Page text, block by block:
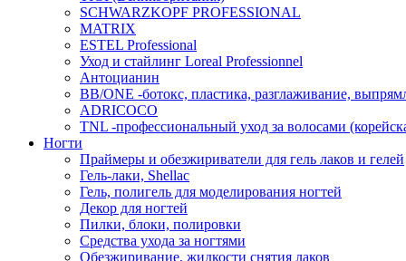
SCHWARZKOPF PROFESSIONAL
MATRIX
ESTEL Professional
Уход и стайлинг Loreal Professionnel
Антоцианин
BB/ONE -ботокс, пластика, разглаживание,
ADRICOCO
TNL -профессиональный уход за волосами
Ногти
Праймеры и обезжириватели для гель лаков и гелей
Гель-лаки, Shellac
Гель, полигель для моделирования ногтей
Декор для ногтей
Пилки, блоки, полировки
Средства ухода за ногтями
Обезжиривание, жидкости снятия лаков